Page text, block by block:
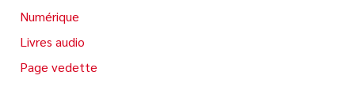
Numérique
Livres audio
Page vedette